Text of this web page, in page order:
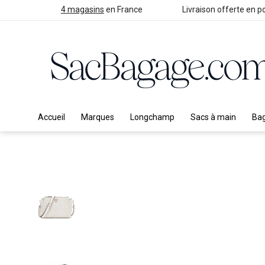
4 magasins en France Livraison offerte en
Accueil Marques Longchamp Sacs à main
the
images